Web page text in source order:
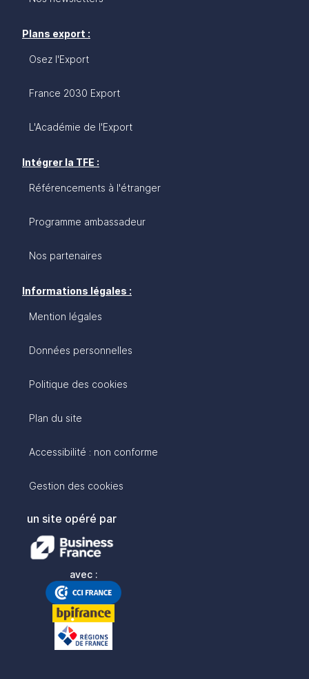
Plans export :
Osez l'Export
France 2030 Export
L'Académie de l'Export
Intégrer la TFE :
Référencements à l'étranger
Programme ambassadeur
Nos partenaires
Informations légales :
Mention légales
Données personnelles
Politique des cookies
Plan du site
Accessibilité : non conforme
Gestion des cookies
un site opéré par
avec :